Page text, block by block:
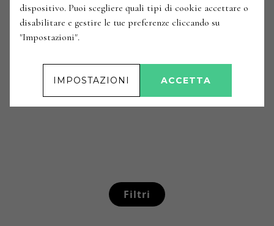
'Adarmando' Trebbiano
Spoletino Umbria Igt
Esaurito
Tabarrini
ANNATE : 2018
Filtri
dispositivo. Puoi scegliere quali tipi di cookie accettare o
disabilitare e gestire le tue preferenze cliccando su
"Impostazioni".
IMPOSTAZIONI ACCETTA